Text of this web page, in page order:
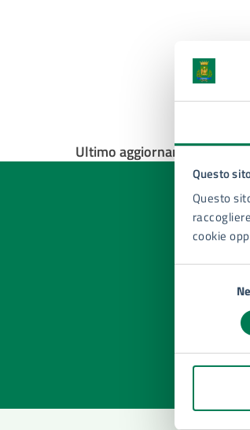
Questo
Questo
cookie
Ultimo aggiornamento:17/